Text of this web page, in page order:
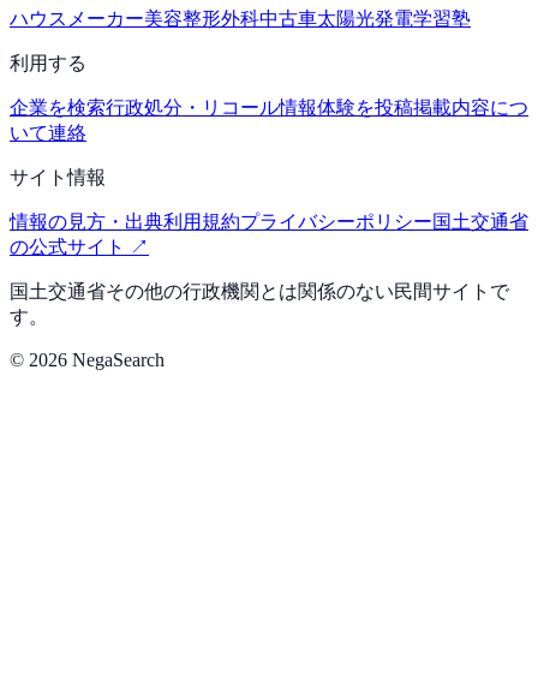
ハウスメーカー美容整形外科中古車太陽光発電学習塾
利用する
企業を検索行政処分・リコール情報体験を投稿掲載内容につ
いて連絡
サイト情報
情報の見方・出典利用規約プライバシーポリシー国土交通省
の公式サイト ↗
国土交通省その他の行政機関とは関係のない民間サイトで
す。
© 2026 NegaSearch